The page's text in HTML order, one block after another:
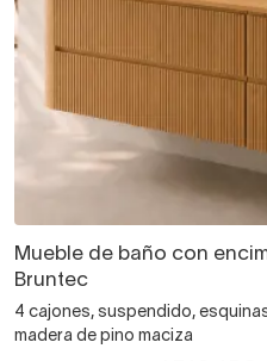
Mueble de baño con
Bruntec
4 cajones, suspendido,
madera de pino maciza